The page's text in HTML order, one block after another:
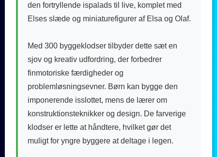
den fortryllende ispalads til live, komplet med
Elses slæde og miniaturefigurer af Elsa og Olaf.
Med 300 byggeklodser tilbyder dette sæt en
sjov og kreativ udfordring, der forbedrer
finmotoriske færdigheder og
problemløsningsevner. Børn kan bygge den
imponerende isslottet, mens de lærer om
konstruktionsteknikker og design. De farverige
klodser er lette at håndtere, hvilket gør det
muligt for yngre byggere at deltage i legen.